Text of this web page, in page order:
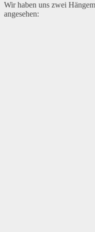
Wir haben uns zwei
angesehen: